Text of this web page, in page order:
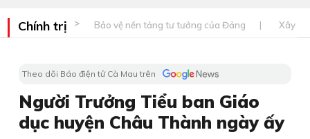
Chính trị Bảo vệ nền tảng tư tưởng của Đảng Xây
Theo dõi Báo điện tử Cà Mau trên
Người Trưởng Tiểu ban Giáo
dục huyện Châu Thành ngày ấy